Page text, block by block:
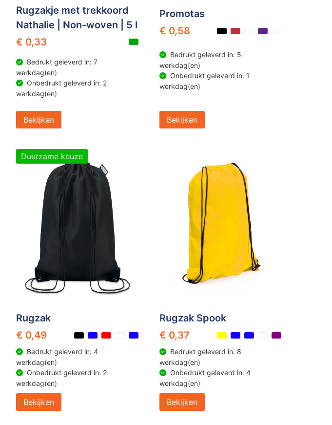
Rugzakje met trekkoord
Nathalie | Non-woven | 5 l
€ 0,33
Bedrukt geleverd in: 7
werkdag(en)
Onbedrukt geleverd in: 2
werkdag(en)
Bekijken
Promotas
€ 0,58
Bedrukt geleverd in: 5
werkdag(en)
Onbedrukt geleverd in: 1
werkdag(en)
Bekijken
Duurzame keuze
Rugzak
€ 0,49
Bedrukt geleverd in: 4
werkdag(en)
Onbedrukt geleverd in: 2
werkdag(en)
Bekijken
Rugzak Spook
€ 0,37
Bedrukt geleverd in: 8
werkdag(en)
Onbedrukt geleverd in: 4
werkdag(en)
Bekijken